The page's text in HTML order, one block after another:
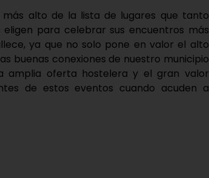
alto de la lista de lugares que tanto
para celebrar sus encuentros más
ya que no solo pone en valor el alto
buenas conexiones de nuestro municipio
amplia oferta hostelera y el gran valor
de estos eventos cuando acuden a